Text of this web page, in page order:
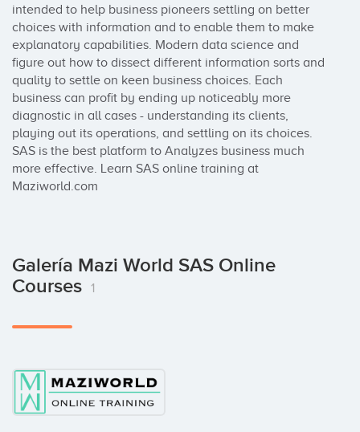
intended to help business pioneers settling on better
choices with information and to enable them to make
explanatory capabilities. Modern data science and
figure out how to dissect different information sorts and
quality to settle on keen business choices. Each
business can profit by ending up noticeably more
diagnostic in all cases - understanding its clients,
playing out its operations, and settling on its choices.
SAS is the best platform to Analyzes business much
more effective. Learn SAS online training at
Maziworld.com
Galería Mazi World SAS Online
Courses
1